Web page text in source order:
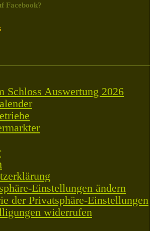
Facebook?
Schloss Auswertung 2026
Einstellungen ändern
der Privatsphäre-Einstellungen
widerrufen